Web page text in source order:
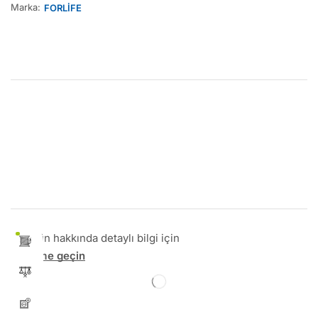
Marka: FORLİFE
Bu ürün hakkında detaylı bilgi için
İletişime geçin